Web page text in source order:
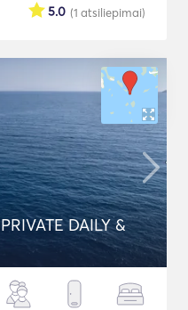
(1 atsiliepimai)
5.0
DAILY &